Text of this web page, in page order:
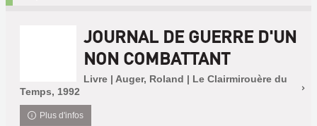
JOURNAL DE GUERRE D'UN
NON COMBATTANT
Livre | Auger, Roland | Le Clairmirouère du
Temps, 1992
Plus d'infos